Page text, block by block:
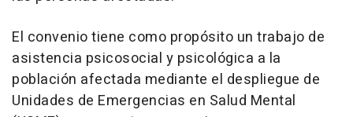
El convenio tiene como propósito un trabajo de
asistencia psicosocial y psicológica a la
población afectada mediante el despliegue de
Unidades de Emergencias en Salud Mental